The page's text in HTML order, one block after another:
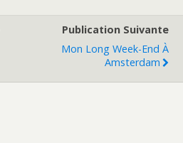
Publication Suivante
Mon Long Week-End À
Amsterdam